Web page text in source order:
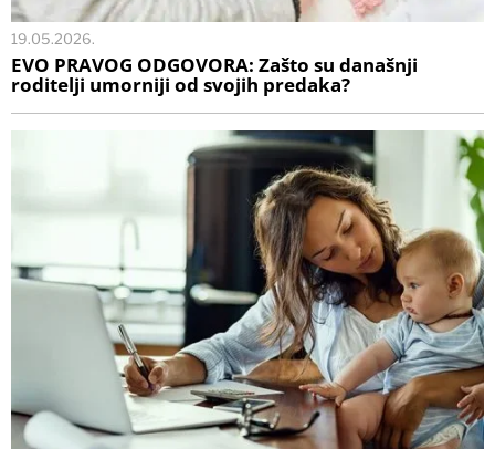
19.05.2026.
EVO PRAVOG ODGOVORA: Zašto su današnji
roditelji umorniji od svojih predaka?